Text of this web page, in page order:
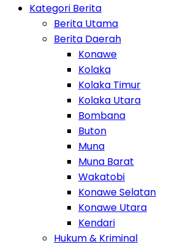
Kategori Berita
Berita Utama
Berita Daerah
Konawe
Kolaka
Kolaka Timur
Kolaka Utara
Bombana
Buton
Muna
Muna Barat
Wakatobi
Konawe Selatan
Konawe Utara
Kendari
Hukum & Kriminal